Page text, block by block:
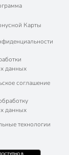
Карты
данных
соглашение
данных
технологии